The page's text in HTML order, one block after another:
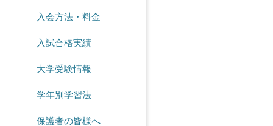
入会方法・料金
入試合格実績
大学受験情報
学年別学習法
保護者の皆様へ